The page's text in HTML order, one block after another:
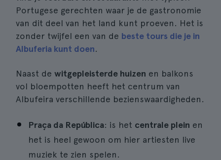
Portugese gerechten waar je de gastronomie
van dit deel van het land kunt proeven. Het is
zonder twijfel een van de beste tours die je in
Albuferia kunt doen.
Naast de witgepleisterde huizen en balkons
vol bloempotten heeft het centrum van
Albufeira verschillende bezienswaardigheden.
Praça da República: is het centrale plein en
het is heel gewoon om hier artiesten live
muziek te zien spelen.